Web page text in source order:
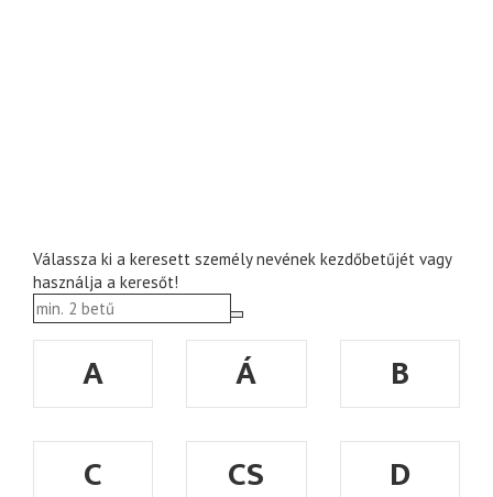
Válassza ki a keresett személy nevének kezdőbetűjét vagy
használja a keresőt!
A Á
B
C
CS D